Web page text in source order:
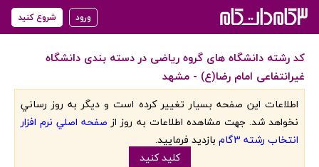
ورود شروع کنید
کد رشته دانشگاه های گروه ریاضی در دسته بندی دانشگاه
غیرانتفاعی امام رضا(ع) - مشهد
اطلاعات اين صفحه بسيار تغيير کرده است و ديگر به روز رساني
نخواهد شد. جهت مشاهده اطلاعات به روز از صفحه اصلي نرم افزار
انتخاب رشته 3گام
بازديد فرماييد.
کليد کنيد